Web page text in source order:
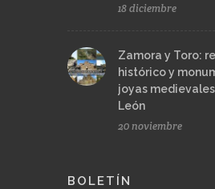
18 diciembre
Zamora y Toro:
histórico y
joyas
León
20 noviembre
BOLETÍN